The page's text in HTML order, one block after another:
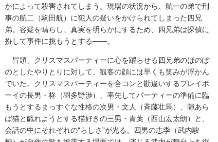
かによって殺害されてしまう。現場の状況から、航一の弟で刑
事の航二（駒田航）に犯人の疑いをかけられてしまった四兄
弟。容疑を晴らし、真実を明らかにするため、四兄弟は探偵に
扮して事件に挑もうとする――。
冒頭、クリスマスパーティーに心を躍らせる四兄弟のほのぼ
のとしたやりとりに対して、観客の顔には早くも笑みが浮かん
でいた。クリスマスパーティーを合コンと勘違いするプレイボ
ーイの長男・柊（羽多野渉）、率先してパーティーの準備に臨
もうとするまっすぐな性格の次男・文人（斉藤壮馬）、隙あら
ば猫と戯れようとする猫好きの三男・青葉（西山宏太朗）と、
会話の中にそれぞれの“らしさ”が光る。四男の志季（武内駿